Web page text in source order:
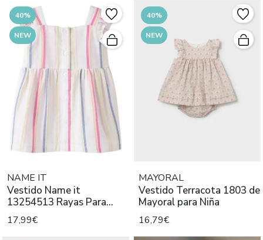
40%
NEW
NAME IT
Vestido Name it
13254513 Rayas Para
Bebé
17,99€
40%
NEW
MAYORAL
Vestido Terracota 1803 de
Mayoral para Niña
16,79€